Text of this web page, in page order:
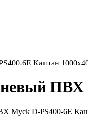
6Е Каштан